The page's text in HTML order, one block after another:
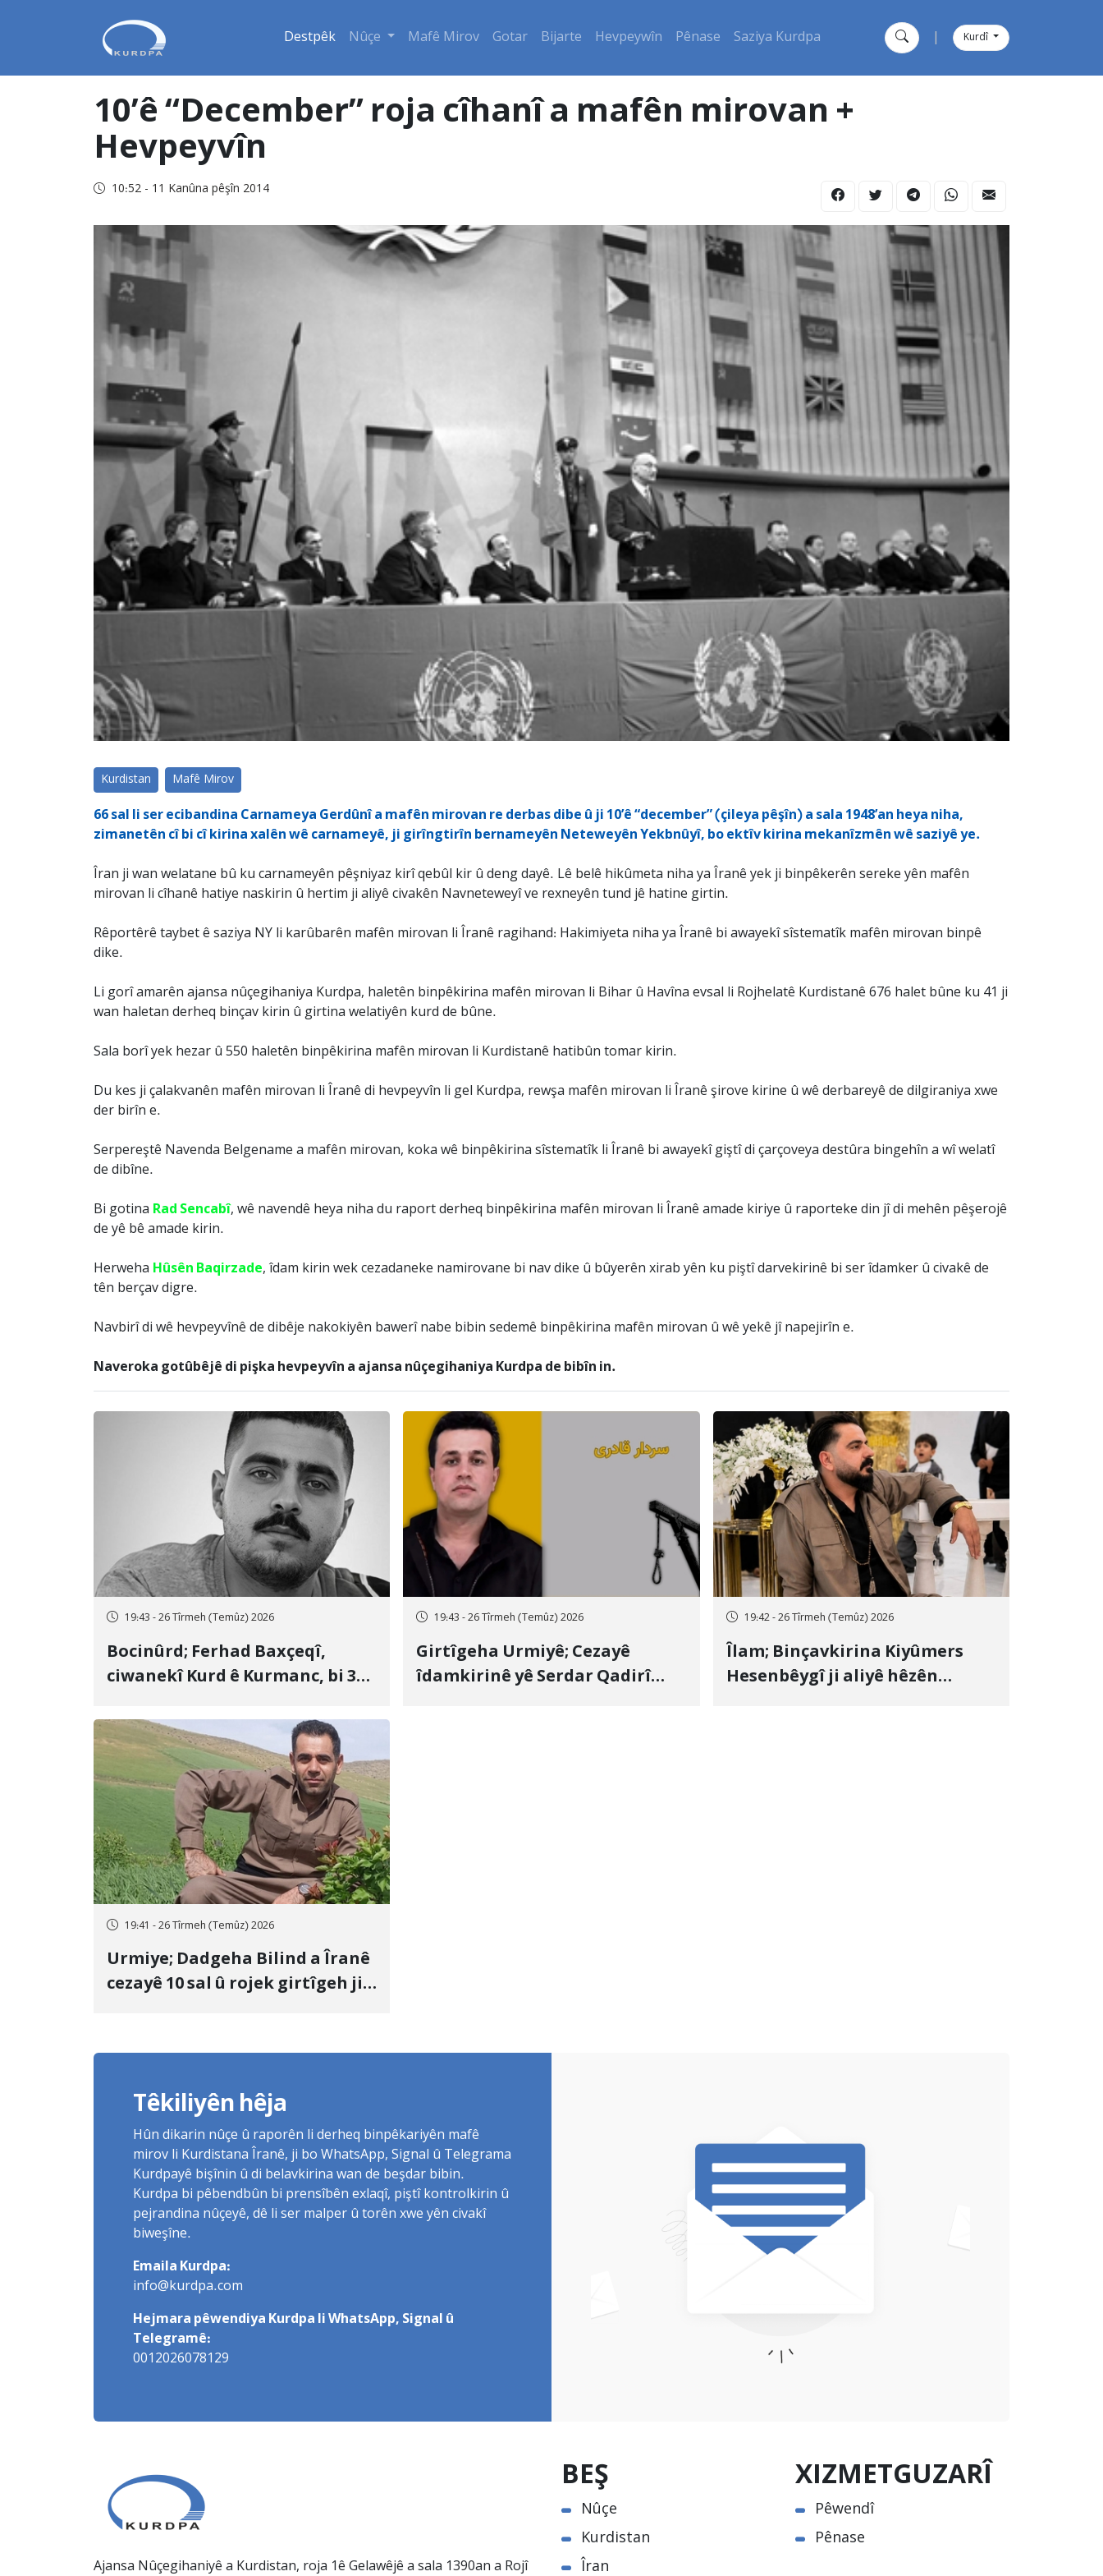
Destpêk Nûçe Mafê Mirov Gotar Bijarte Hevpeywîn Pênase Saziya Kurdpa Kurdî
10’ê “December” roja cîhanî a mafên mirovan +
Hevpeyvîn
10:52 - 11 Kanûna pêşîn 2014
Kurdistan Mafê Mirov
66 sal li ser ecibandina Carnameya Gerdûnî a mafên mirovan re derbas dibe û ji 10’ê “december” (çileya pêşîn) a sala 1948’an heya niha,
zimanetên cî bi cî kirina xalên wê carnameyê, ji girîngtirîn bernameyên Neteweyên Yekbnûyî, bo ektîv kirina mekanîzmên wê saziyê ye.
Îran ji wan welatane bû ku carnameyên pêşniyaz kirî qebûl kir û deng dayê. Lê belê hikûmeta niha ya Îranê yek ji binpêkerên sereke yên mafên
mirovan li cîhanê hatiye naskirin û hertim ji aliyê civakên Navneteweyî ve rexneyên tund jê hatine girtin.
Rêportêrê taybet ê saziya NY li karûbarên mafên mirovan li Îranê ragihand: Hakimiyeta niha ya Îranê bi awayekî sîstematîk mafên mirovan binpê
dike.
Li gorî amarên ajansa nûçegihaniya Kurdpa, haletên binpêkirina mafên mirovan li Bihar û Havîna evsal li Rojhelatê Kurdistanê 676 halet bûne ku 41 ji
wan haletan derheq binçav kirin û girtina welatiyên kurd de bûne.
Sala borî yek hezar û 550 haletên binpêkirina mafên mirovan li Kurdistanê hatibûn tomar kirin.
Du kes ji çalakvanên mafên mirovan li Îranê di hevpeyvîn li gel Kurdpa, rewşa mafên mirovan li Îranê şirove kirine û wê derbareyê de dilgiraniya xwe
der birîn e.
Serpereştê Navenda Belgename a mafên mirovan, koka wê binpêkirina sîstematîk li Îranê bi awayekî giştî di çarçoveya destûra bingehîn a wî welatî
de dibîne.
Bi gotina Rad Sencabî, wê navendê heya niha du raport derheq binpêkirina mafên mirovan li Îranê amade kiriye û raporteke din jî di mehên pêşerojê
de yê bê amade kirin.
Herweha Hûsên Baqirzade, îdam kirin wek cezadaneke namirovane bi nav dike û bûyerên xirab yên ku piştî darvekirinê bi ser îdamker û civakê de
tên berçav digre.
Navbirî di wê hevpeyvînê de dibêje nakokiyên bawerî nabe bibin sedemê binpêkirina mafên mirovan û wê yekê jî napejirîn e.
Naveroka gotûbêjê di pişka hevpeyvîn a ajansa nûçegihaniya Kurdpa de bibîn in.
19:43 - 26 Tîrmeh (Temûz) 2026
Bocinûrd; Ferhad Baxçeqî,
ciwanekî Kurd ê Kurmanc, bi 3
cezakirin
19:43 - 26 Tîrmeh (Temûz) 2026
Girtîgeha Urmiyê; Cezayê
îdamkirinê yê Serdar Qadirî
19:42 - 26 Tîrmeh (Temûz) 2026
Îlam; Binçavkirina Kiyûmers
Hesenbêygî ji aliyê hêzên
19:41 - 26 Tîrmeh (Temûz) 2026
Urmiye; Dadgeha Bilind a Îranê
cezayê 10 sal û rojek girtîgeh ji
Têkiliyên hêja
Hûn dikarin nûçe û raporên li derheq binpêkariyên mafê
mirov li Kurdistana Îranê, ji bo WhatsApp, Signal û Telegrama
Kurdpayê bişînin û di belavkirina wan de beşdar bibin.
Kurdpa bi pêbendbûn bi prensîbên exlaqî, piştî kontrolkirin û
pejrandina nûçeyê, dê li ser malper û torên xwe yên civakî
biweşîne.
Emaila Kurdpa:
info@kurdpa.com
Hejmara pêwendiya Kurdpa li WhatsApp, Signal û
Telegramê:
0012026078129
Ajansa Nûçegihaniyê a Kurdistan, roja 1ê Gelawêjê a sala 1390an a Rojî
BEŞ
Nûçe
Kurdistan
Îran
XIZMETGUZARÎ
Pêwendî
Pênase